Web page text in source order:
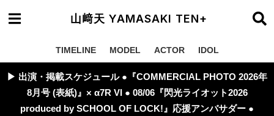
山﨑天 YAMASAKI TEN+
TIMELINE MODEL ACTOR IDOL
▶︎ 出演・掲載スケジュール ●『COMMERCIAL PHOTO 2026年
8月号 (表紙)』× α7R VI ● 08/06『閃光ライオット2026
produced by SCHOOL OF LOCK!』応援アンバサダー ●